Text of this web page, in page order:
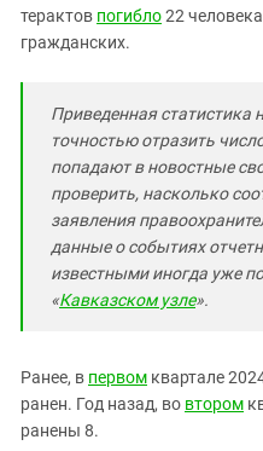
терактов погибло22
гражданских.
Приведенная статистика
точностью отразить
попадают в новостные
проверить, насколько
заявления
данные о событиях
известными иногда уже
«Кавказском узле».
Ранее, в первом квартале
ранен. Год назад, во втором
ранены 8.